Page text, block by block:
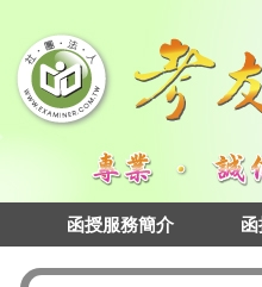
函授服務簡介